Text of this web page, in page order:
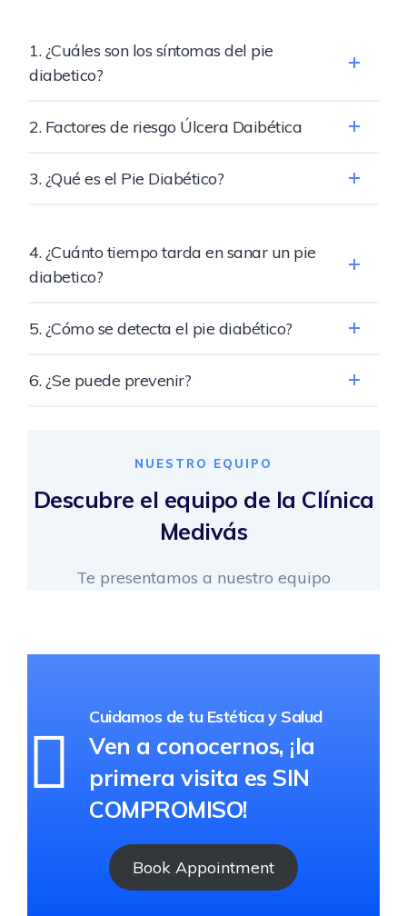
1. ¿Cuáles son los síntomas del pie
diabetico?
2. Factores de riesgo Úlcera Daibética
3. ¿Qué es el Pie Diabético?
4. ¿Cuánto tiempo tarda en sanar un pie
diabetico?
5. ¿Cómo se detecta el pie diabético?
6. ¿Se puede prevenir?
NUESTRO EQUIPO
Descubre el equipo de la Clínica
Medivás
Te presentamos a nuestro equipo
Cuidamos de tu Estética y Salud
Ven a conocernos, ¡la
primera visita es SIN
COMPROMISO!
Book Appointment